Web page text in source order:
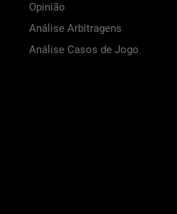
Opinião
Análise Arbitragens
Análise Casos de Jogo